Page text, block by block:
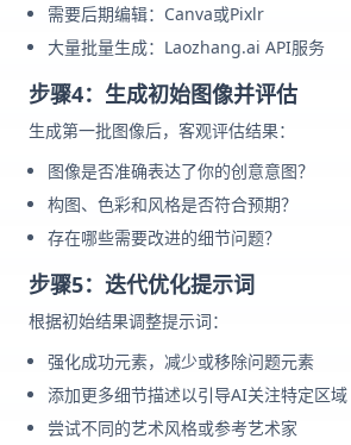
需要后期编辑：Canva或Pixlr
大量批量生成：Laozhang.ai API服务
步骤4：生成初始图像并评估
生成第一批图像后，客观评估结果：
图像是否准确表达了你的创意意图？
构图、色彩和风格是否符合预期？
存在哪些需要改进的细节问题？
步骤5：迭代优化提示词
根据初始结果调整提示词：
强化成功元素，减少或移除问题元素
添加更多细节描述以引导AI关注特定区域
尝试不同的艺术风格或参考艺术家